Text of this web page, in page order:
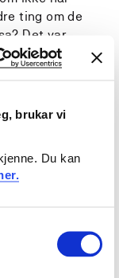
brukar vi
Du kan
ting om de
Det var
så lite
Der har vi
Der var vi
Vi
Da det skulle
hørte jeg
og det
poster, så da